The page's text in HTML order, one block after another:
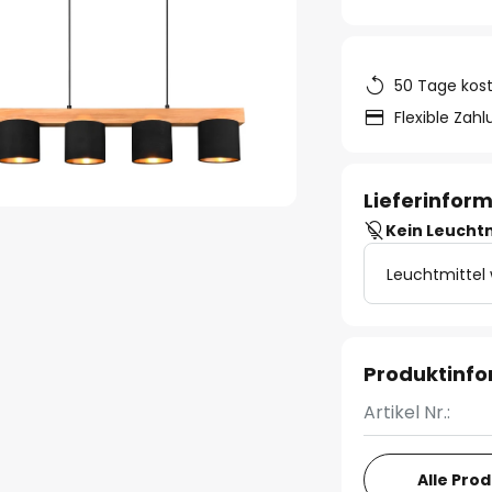
50 Tage
Flexible
Kein
Leuchtmittel
Artikel Nr.:
Alle